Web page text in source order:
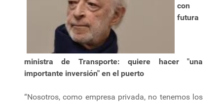
con
futura
ministra de Transporte: quiere hacer "una
importante inversión" en el puerto
“Nosotros, como empresa privada, no tenemos los